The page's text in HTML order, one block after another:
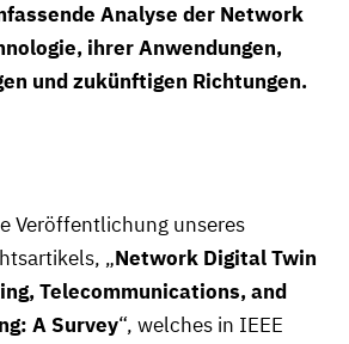
Analyse der Network
ihrer Anwendungen,
und zukünftigen Richtungen.
Veröffentlichung unseres
„Network Digital Twin
Telecommunications, and
A Survey“, welches in IEEE